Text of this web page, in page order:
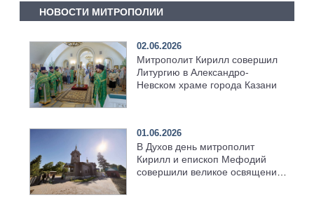
НОВОСТИ МИТРОПОЛИИ
02.06.2026
Митрополит Кирилл совершил
Литургию в Александро-
Невском храме города Казани
01.06.2026
В Духов день митрополит
Кирилл и епископ Мефодий
совершили великое освящение